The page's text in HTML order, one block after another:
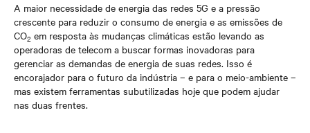
A maior necessidade de energia das redes 5G e a pressão
crescente para reduzir o consumo de energia e as emissões de
CO2 em resposta às mudanças climáticas estão levando as
operadoras de telecom a buscar formas inovadoras para
gerenciar as demandas de energia de suas redes. Isso é
encorajador para o futuro da indústria – e para o meio-ambiente –
mas existem ferramentas subutilizadas hoje que podem ajudar
nas duas frentes.